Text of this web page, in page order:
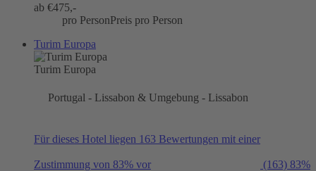
ab €475,-
pro PersonPreis pro Person
Turim Europa
Turim Europa
Portugal - Lissabon & Umgebung - Lissabon
Für dieses Hotel liegen 163 Bewertungen mit einer
Zustimmung von 83% vor (163) 83%